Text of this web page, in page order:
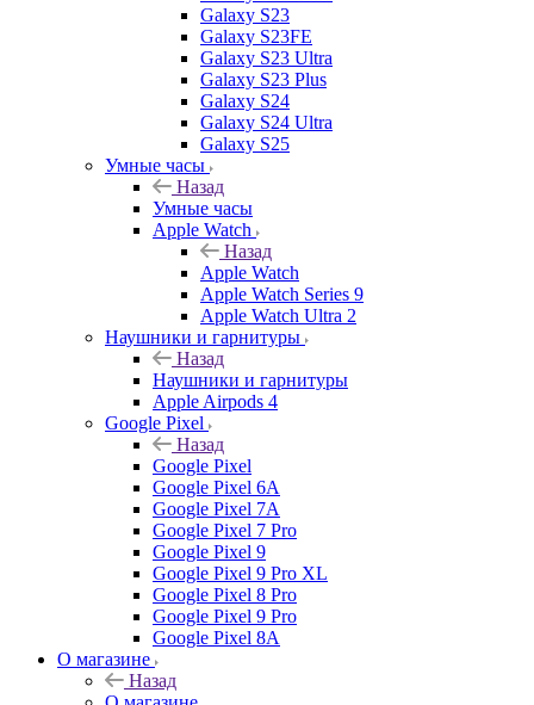
Galaxy S23
Galaxy S23FE
Galaxy S23 Ultra
Galaxy S23 Plus
Galaxy S24
Galaxy S24 Ultra
Galaxy S25
Умные часы
Назад
Умные часы
Apple Watch
Назад
Apple Watch
Apple Watch Series 9
Apple Watch Ultra 2
Наушники и гарнитуры
Назад
Наушники и гарнитуры
Apple Airpods 4
Google Pixel
Назад
Google Pixel
Google Pixel 6A
Google Pixel 7А
Google Pixel 7 Pro
Google Pixel 9
Google Pixel 9 Pro XL
Google Pixel 8 Pro
Google Pixel 9 Pro
Google Pixel 8A
О магазине
Назад